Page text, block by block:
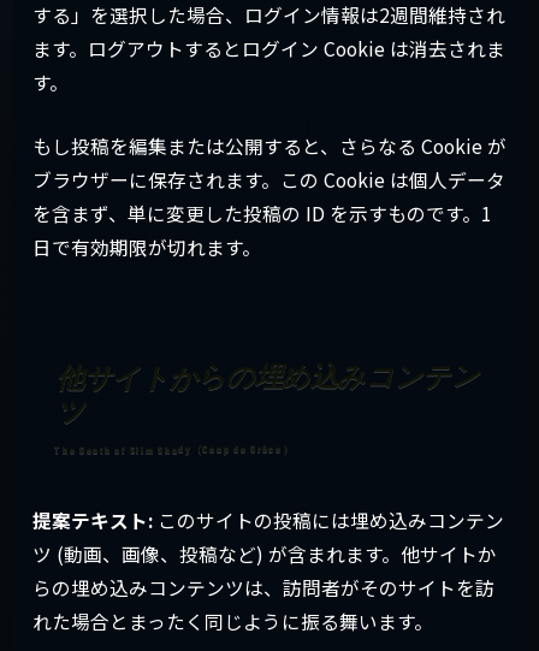
する」を選択した場合、ログイン情報は2週間維持され
ます。ログアウトするとログイン Cookie は消去されま
す。
もし投稿を編集または公開すると、さらなる Cookie が
ブラウザーに保存されます。この Cookie は個人データ
を含まず、単に変更した投稿の ID を示すものです。1
日で有効期限が切れます。
他サイトからの埋め込みコンテン
ツ
提案テキスト: このサイトの投稿には埋め込みコンテン
ツ (動画、画像、投稿など) が含まれます。他サイトか
らの埋め込みコンテンツは、訪問者がそのサイトを訪
れた場合とまったく同じように振る舞います。